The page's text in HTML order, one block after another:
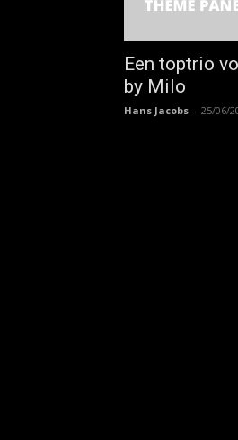
Een toptrio
by Milo
Hans Jacobs - 25/06/